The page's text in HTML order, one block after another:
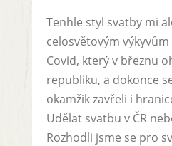
Tenhle styl svatby mi
celosvětovým
Covid, který v březnu
republiku, a dokonce
okamžik zavřeli i
Udělat svatbu v ČR
Rozhodli jsme se pro